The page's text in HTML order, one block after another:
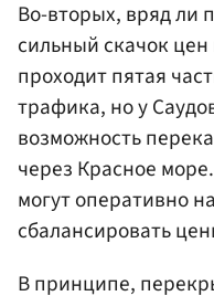
Во-вторых, вряд ли
сильный скачок
проходит пятая
трафика, но у
возможность
через Красное
могут оперативно
сбалансировать
В принципе,